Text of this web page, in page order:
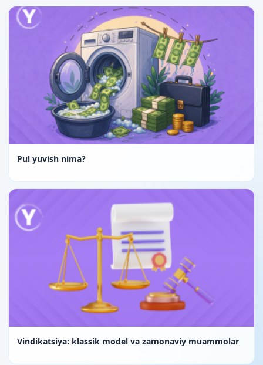
Pul yuvish nima?
Vindikatsiya: klassik model va zamonaviy muammolar